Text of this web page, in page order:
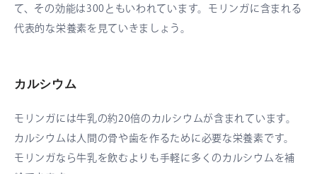
て、その効能は300ともいわれています。モリンガに含まれる
代表的な栄養素を見ていきましょう。
カルシウム
モリンガには牛乳の約20倍のカルシウムが含まれています。
カルシウムは人間の骨や歯を作るために必要な栄養素です。
モリンガなら牛乳を飲むよりも手軽に多くのカルシウムを補